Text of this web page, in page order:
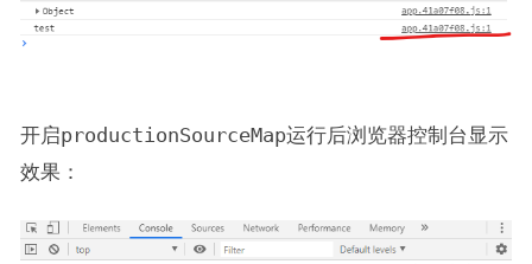
开启productionSourceMap运行后浏览器控制台显示
效果：